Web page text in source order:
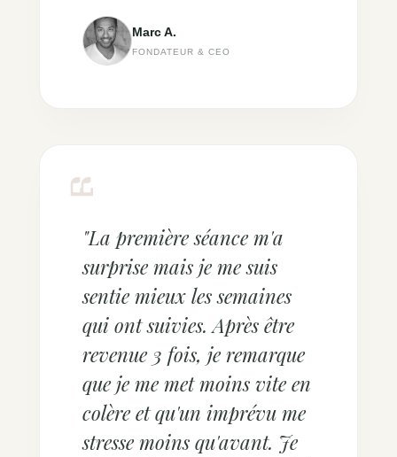
Marc A.
FONDATEUR & CEO
"La première séance m'a
surprise mais je me suis
sentie mieux les semaines
qui ont suivies. Après être
revenue 3 fois, je remarque
que je me met moins vite en
colère et qu'un imprévu me
stresse moins qu'avant. Je